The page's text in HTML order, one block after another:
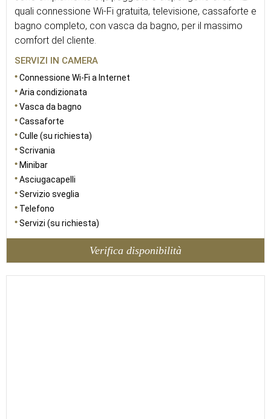
quali connessione Wi-Fi gratuita, televisione, cassaforte e
bagno completo, con vasca da bagno, per il massimo
comfort del cliente.
SERVIZI IN CAMERA
Connessione Wi-Fi a Internet
Aria condizionata
Vasca da bagno
Cassaforte
Culle (su richiesta)
Scrivania
Minibar
Asciugacapelli
Servizio sveglia
Telefono
Servizi (su richiesta)
Verifica disponibilità